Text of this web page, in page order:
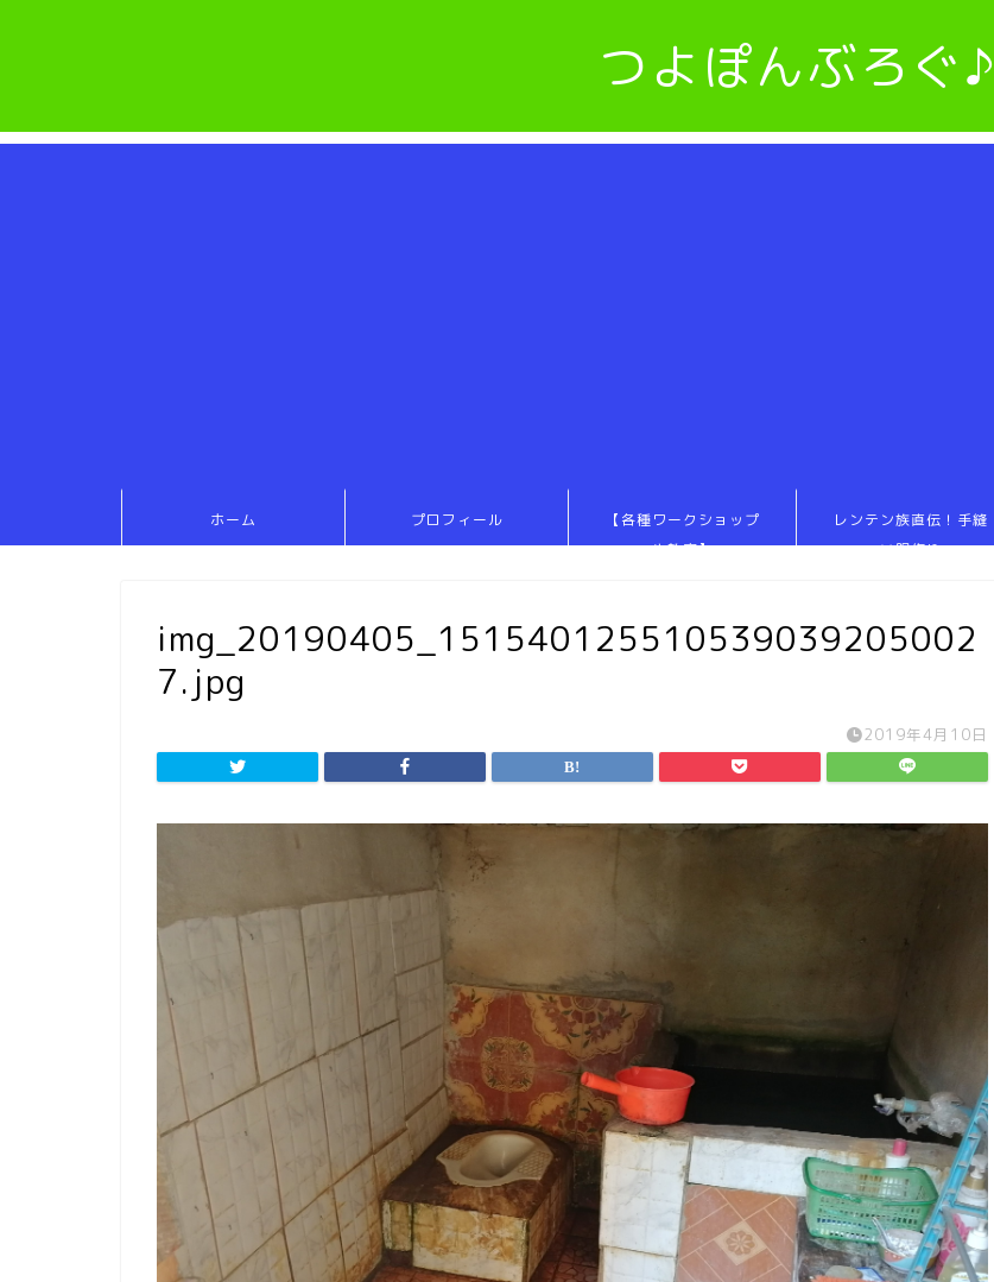
つよぽんぶろぐ♪
ホーム プロフィール
【各種ワークショップ
や教室】
レンテン族直伝！手縫
い服作り
img_20190405_151540125510539039205002
7.jpg
2019年4月10日